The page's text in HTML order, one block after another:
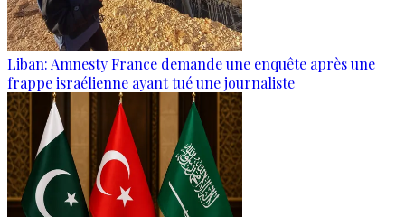
Liban: Amnesty France demande une enquête après une
frappe israélienne ayant tué une journaliste